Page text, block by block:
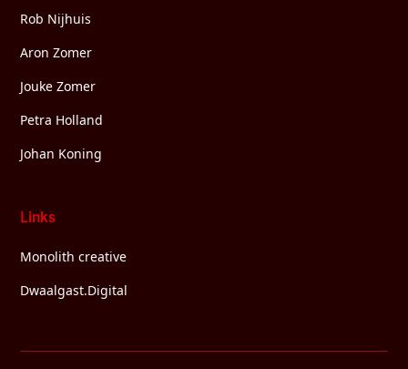
Rob Nijhuis
Aron Zomer
Jouke Zomer
Petra Holland
Johan Koning
Links
Monolith creative
Dwaalgast.Digital